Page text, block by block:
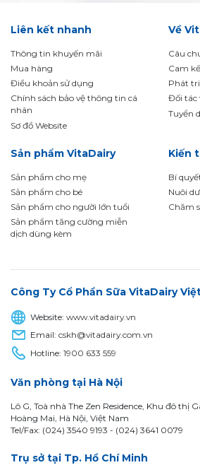
Liên kết nhanh
Thông tin khuyến mãi
Mua hàng
Điều khoản sử dụng
Chính sách bảo vệ thông tin cá
nhân
Sơ đồ Website
Về
Câu
Cam
Phát
Đối tác
Tuyển
Sản phẩm VitaDairy
Sản phẩm cho mẹ
Sản phẩm cho bé
Sản phẩm cho người lớn tuổi
Sản phẩm tăng cường miễn
dịch dùng kèm
Kiến
Bí
Nuôi
Chăm
Công Ty Cổ Phần Sữa VitaDairy
Website:www.vitadairy.vn
Email:cskh@vitadairy.com.vn
Hotline:1900 633 559
Văn phòng tại Hà Nội
Lô G, Toà nhà The Zen Residence, Khu đô thị
Hoàng Mai, Hà Nội, Việt Nam
Tel/Fax: (024) 3540 9193 - (024) 3641 0079
Trụ sở tại Tp. Hồ Chí Minh